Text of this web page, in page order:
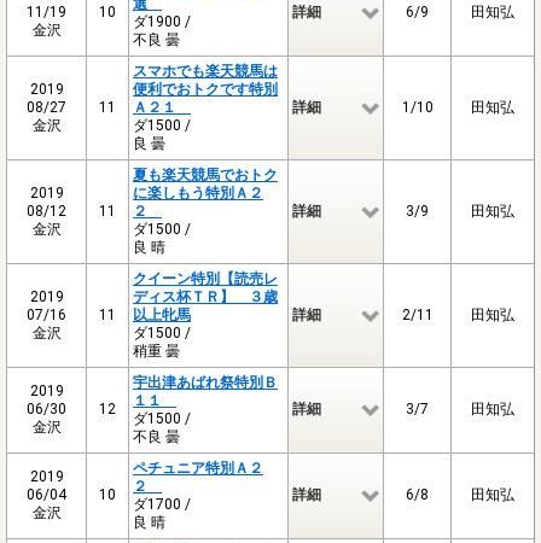
11/19
金沢
10
ダ1900 /
不良 曇
詳細 6/9 田知弘
2019
08/27
金沢
11
スマホでも楽天競馬は
便利でおトクです特別
Ａ２１
ダ1500 /
良 曇
詳細 1/10 田知弘
2019
08/12
金沢
11
夏も楽天競馬でおトク
に楽しもう特別Ａ２
２
ダ1500 /
良 晴
詳細 3/9 田知弘
2019
07/16
金沢
11
クイーン特別【読売レ
ディス杯ＴＲ】 ３歳
以上牝馬
ダ1500 /
稍重 曇
詳細 2/11 田知弘
2019
06/30
金沢
12
宇出津あばれ祭特別Ｂ
１１
ダ1500 /
不良 曇
詳細 3/7 田知弘
2019
06/04
金沢
10
ペチュニア特別Ａ２
２
ダ1700 /
良 晴
詳細 6/8 田知弘